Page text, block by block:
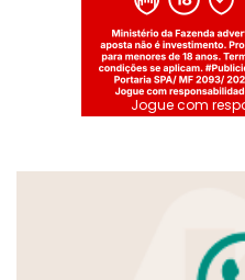
Jogue com